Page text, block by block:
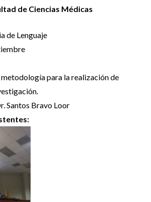
de Ciencias Médicas
de Lenguaje
metodología para la realización de
Santos Bravo Loor